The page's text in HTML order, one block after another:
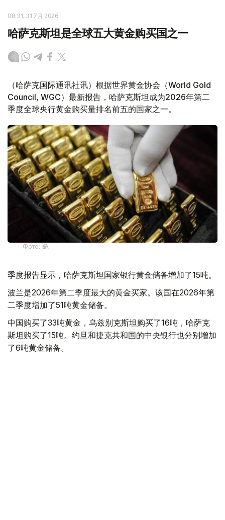
08:31, 31 7月 2026
哈萨克斯坦是全球五大黄金购买国之一
（哈萨克国际通讯社讯）根据世界黄金协会（World Gold
Council, WGC）最新报告，哈萨克斯坦成为2026年第二
季度全球央行黄金购买量排名前五的国家之一。
Фото: ӨзА
季度报告显示，哈萨克斯坦国家银行黄金储备增加了15吨。
波兰是2026年第二季度最大的黄金买家。该国在2026年第
二季度增加了51吨黄金储备。
中国购买了33吨黄金，乌兹别克斯坦购买了16吨，哈萨克
斯坦购买了15吨。约旦和捷克共和国的中央银行也分别增加
了6吨黄金储备。